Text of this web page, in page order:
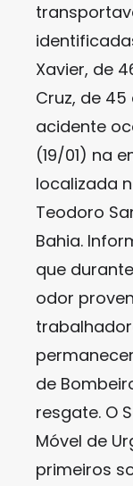
Xavier, de
Cruz, de
acidente
(19/01) na
localizada
Teodoro
Bahia.
que
odor
de
resgate. O
Móvel de
primeiros